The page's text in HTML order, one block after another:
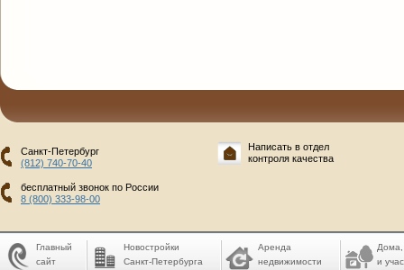
Санкт-Петербург
(812) 740-70-40
бесплатный звонок по России
8 (800) 333-98-00
Написать в отдел
контроля качества
Главный
сайт
Новостройки
Санкт-Петербурга
Аренда
недвижимости
Дома,
и